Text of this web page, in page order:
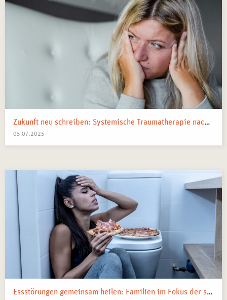
Zukunft neu schreiben: Systemische Traumatherapie nach kollektiven Schocks
05.07.2025
Essstörungen gemeinsam heilen: Familien im Fokus der systemischen Therapie